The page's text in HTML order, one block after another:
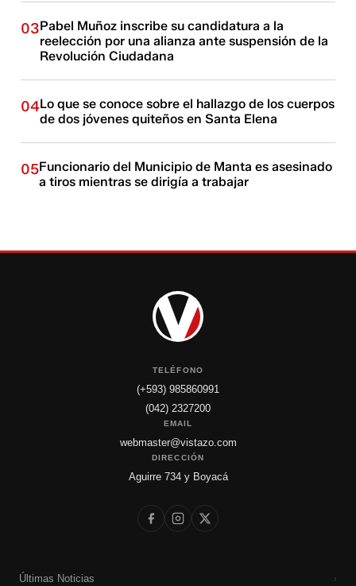
03Pabel Muñoz inscribe su candidatura a la
reelección por una alianza ante suspensión de la
Revolución Ciudadana
04Lo que se conoce sobre el hallazgo de los cuerpos
de dos jóvenes quiteños en Santa Elena
05Funcionario del Municipio de Manta es asesinado
a tiros mientras se dirigía a trabajar
TELÉFONO
(+593) 985860991
(042) 2327200
EMAIL
webmaster@vistazo.com
DIRECCIÓN
Aguirre 734 y Boyacá
Últimas Noticias ›